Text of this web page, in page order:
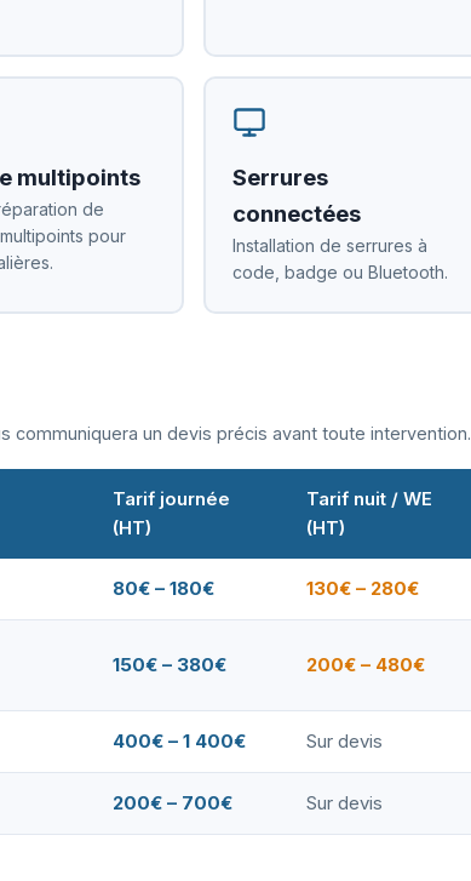
multipoints
de
pour
Serrures
connectées
Installation de serrures à
code, badge ou Bluetooth.
communiquera un devis précis avant toute intervention.
Tarif journée
(HT)
Tarif nuit / WE
(HT)
80€ – 180€ 130€ – 280€
150€ – 380€ 200€ – 480€
400€ – 1 400€ Sur devis
200€ – 700€ Sur devis